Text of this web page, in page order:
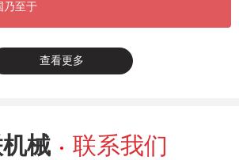
乃至于
查看更多
械 联系我们